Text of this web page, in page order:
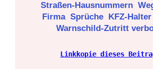
Straßen-Hausnummern
Firma Sprüche KFZ-Halter
Warnschild-Zutritt
Linkkopie dieses